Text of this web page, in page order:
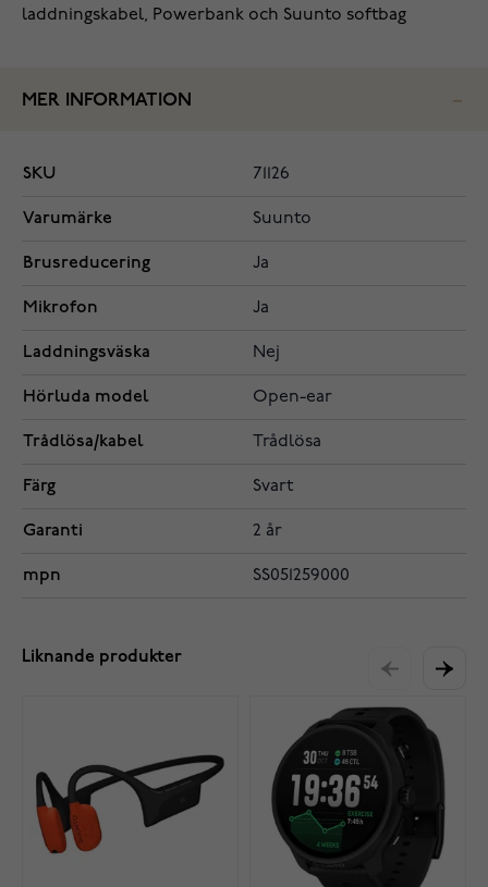
laddningskabel, Powerbank och Suunto softbag
MER INFORMATION
SKU 71126
Varumärke Suunto
Brusreducering Ja
Mikrofon Ja
Laddningsväska Nej
Hörluda model Open-ear
Trådlösa/kabel Trådlösa
Färg Svart
Garanti 2 år
mpn SS051259000
Liknande produkter